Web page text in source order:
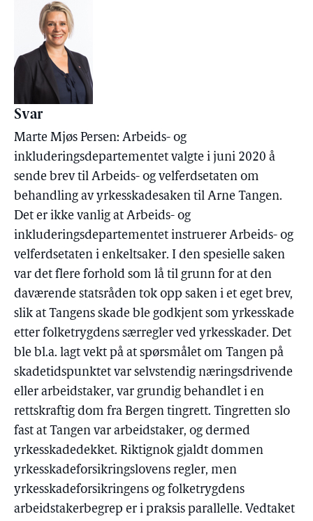
Svar
Marte Mjøs Persen: Arbeids- og
inkluderingsdepartementet valgte i juni 2020 å
sende brev til Arbeids- og velferdsetaten om
behandling av yrkesskadesaken til Arne Tangen.
Det er ikke vanlig at Arbeids- og
inkluderingsdepartementet instruerer Arbeids- og
velferdsetaten i enkeltsaker. I den spesielle saken
var det flere forhold som lå til grunn for at den
daværende statsråden tok opp saken i et eget brev,
slik at Tangens skade ble godkjent som yrkesskade
etter folketrygdens særregler ved yrkesskader. Det
ble bl.a. lagt vekt på at spørsmålet om Tangen på
skadetidspunktet var selvstendig næringsdrivende
eller arbeidstaker, var grundig behandlet i en
rettskraftig dom fra Bergen tingrett. Tingretten slo
fast at Tangen var arbeidstaker, og dermed
yrkesskadedekket. Riktignok gjaldt dommen
yrkesskadeforsikringslovens regler, men
yrkesskadeforsikringens og folketrygdens
arbeidstakerbegrep er i praksis parallelle. Vedtaket